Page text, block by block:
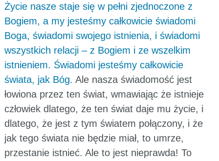
Życie nasze staje się w pełni zjednoczone z
Bogiem, a my jesteśmy całkowicie świadomi
Boga, świadomi swojego istnienia, i świadomi
wszystkich relacji – z Bogiem i ze wszelkim
istnieniem. Świadomi jesteśmy całkowicie
świata, jak Bóg. Ale nasza świadomość jest
łowiona przez ten świat, wmawiając że istnieje
człowiek dlatego, że ten świat daje mu życie, i
dlatego, że jest z tym światem połączony, i że
jak tego świata nie będzie miał, to umrze,
przestanie istnieć. Ale to jest nieprawda! To